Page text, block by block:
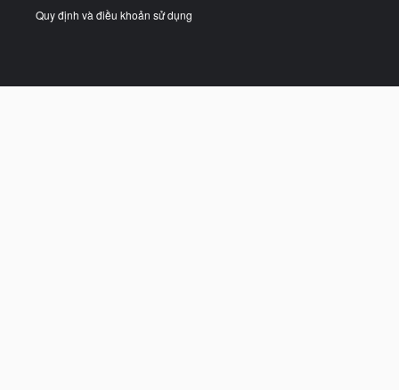
Quy định và điều khoản sử dụng